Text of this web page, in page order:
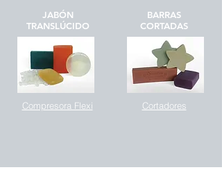
JABÓN
TRANSLÚCIDO
Compresora Flexi Cortadores
BARRAS
CORTADAS